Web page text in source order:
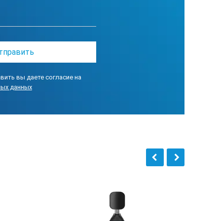
110В (Белая)) (при наличии
DIN
вы даете согласие на
данных